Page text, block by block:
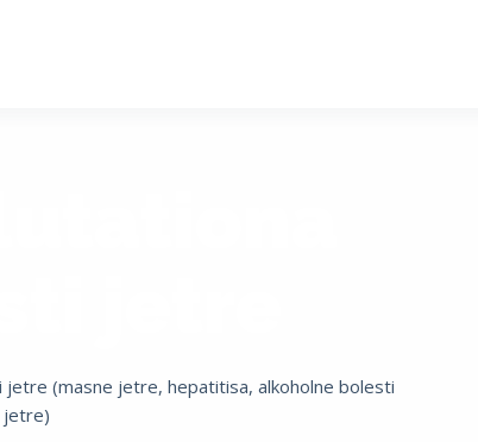
(masne jetre, hepatitisa, alkoholne bolesti